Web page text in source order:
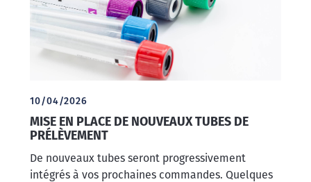
Vitamine
D
10/04/2026
MISE EN PLACE DE NOUVEAUX TUBES DE
PRÉLÈVEMENT
De nouveaux tubes seront progressivement
intégrés à vos prochaines commandes. Quelques